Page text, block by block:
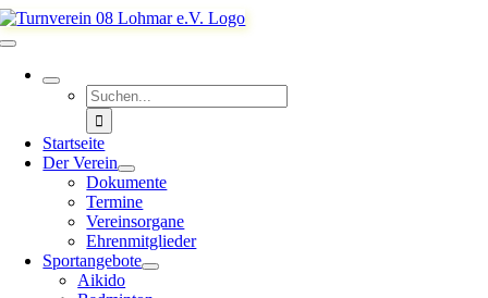
Zum
Inhalt
Toggle
Suche
nach:
Startseite
Der Verein
Dokumente
Termine
Vereinsorgane
Ehrenmitglieder
Sportangebote
Aikido